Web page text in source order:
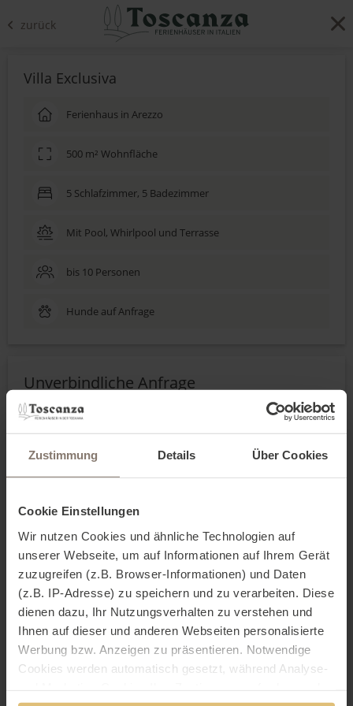
Zustimmung Details Über Cookies
Cookie Einstellungen
Wir nutzen Cookies und ähnliche Technologien auf
unserer Webseite, um auf Informationen auf Ihrem Gerät
zuzugreifen (z.B. Browser-Informationen) und Daten
(z.B. IP-Adresse) zu speichern und zu verarbeiten. Diese
dienen dazu, Ihr Nutzungsverhalten zu verstehen und
Ihnen auf dieser und anderen Webseiten personalisierte
Werbung bzw. Anzeigen zu präsentieren. Notwendige
Cookies werden automatisch gesetzt, während Analyse-
zurück
Villa Exclusiva
Ferienhaus in Arezzo
500 m² Wohnfläche
5 Schlafzimmer, 5 Badezimmer
Mit Pool, Whirlpool und Terrasse
bis 10 Personen
Hunde auf Anfrage
Unverbindliche Anfrage
Reisedaten